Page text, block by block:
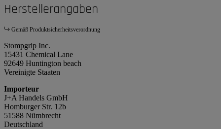
Herstellerangaben
Gemäß Produktsicherheitsverordnung
Stompgrip Inc.
15431 Chemical Lane
92649 Huntington beach
Vereinigte Staaten
Importeur
J+A Handels GmbH
Homburger Str. 12b
51588 Nümbrecht
Deutschland